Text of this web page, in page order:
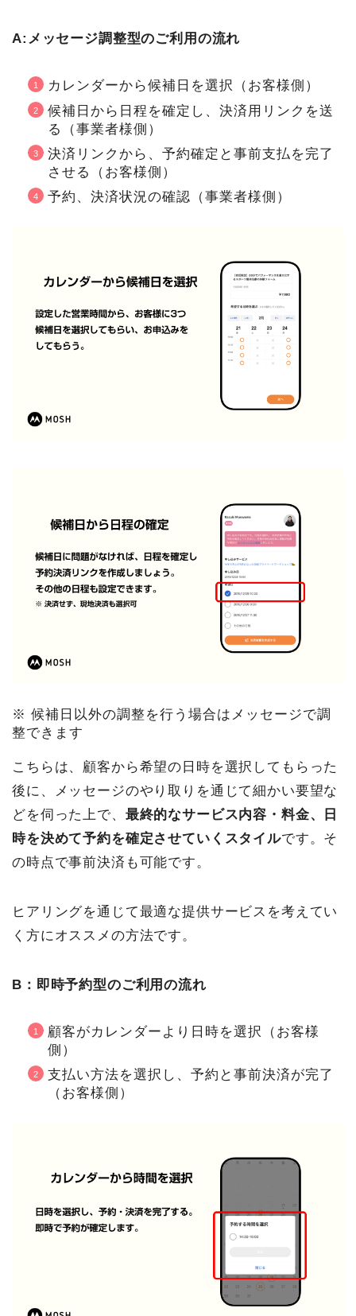
A:メッセージ調整型のご利用の流れ
カレンダーから候補日を選択（お客様側）
候補日から日程を確定し、決済用リンクを送
る（事業者様側）
決済リンクから、予約確定と事前支払を完了
させる（お客様側）
予約、決済状況の確認（事業者様側）
※ 候補日以外の調整を行う場合はメッセージで調
整できます
こちらは、顧客から希望の日時を選択してもらった
後に、メッセージのやり取りを通じて細かい要望な
どを伺った上で、 最終的なサービス内容・料金、日
時を決めて予約を確定させていくスタイルです。そ
の時点で事前決済も可能です。
ヒアリングを通じて最適な提供サービスを考えてい
く方にオススメの方法です。
B：即時予約型のご利用の流れ
顧客がカレンダーより日時を選択（お客様
側）
支払い方法を選択し、予約と事前決済が完了
（お客様側）